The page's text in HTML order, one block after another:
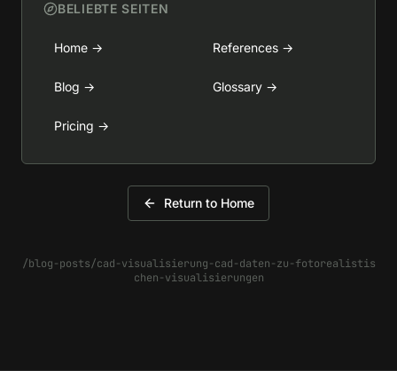
BELIEBTE SEITEN
Home → References →
Blog → Glossary →
Pricing →
Return to Home
/blog-posts/cad-visualisierung-cad-daten-zu-fotorealistis
chen-visualisierungen